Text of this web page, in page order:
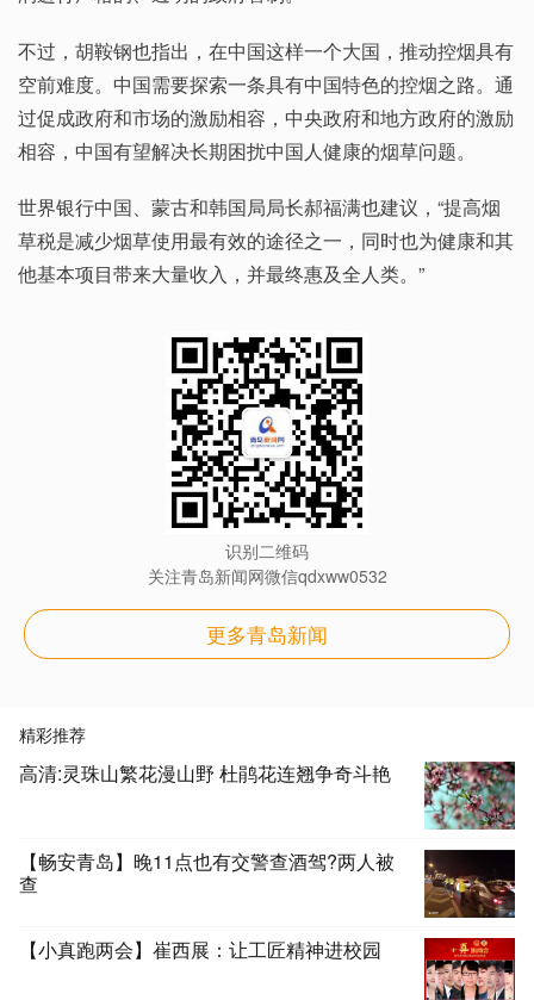
不过，胡鞍钢也指出，在中国这样一个大国，推动控烟具有
空前难度。中国需要探索一条具有中国特色的控烟之路。通
过促成政府和市场的激励相容，中央政府和地方政府的激励
相容，中国有望解决长期困扰中国人健康的烟草问题。
世界银行中国、蒙古和韩国局局长郝福满也建议，“提高烟
草税是减少烟草使用最有效的途径之一，同时也为健康和其
他基本项目带来大量收入，并最终惠及全人类。”
识别二维码
关注青岛新闻网微信qdxww0532
更多青岛新闻
精彩推荐
高清:灵珠山繁花漫山野 杜鹃花连翘争奇斗艳
【畅安青岛】晚11点也有交警查酒驾?两人被
查
【小真跑两会】崔西展：让工匠精神进校园